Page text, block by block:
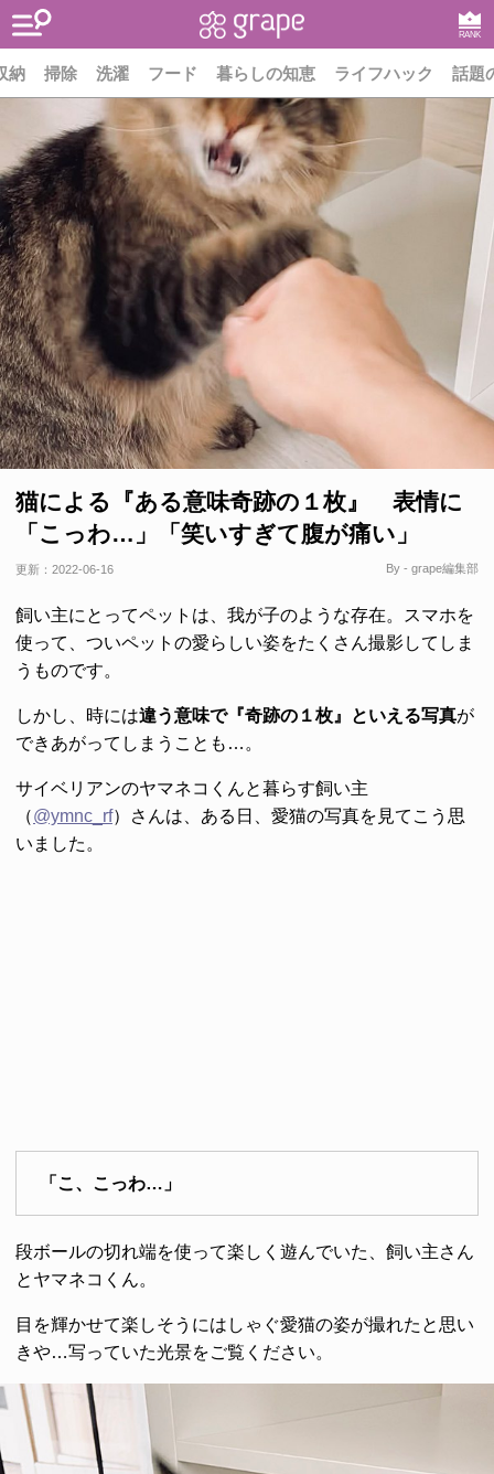
RANK
納 掃除 洗濯 フード 暮らしの知恵 ライフハック 話題
猫による『ある意味奇跡の１枚』 表情に
「こっわ…」「笑いすぎて腹が痛い」
更新： 2022-06-16 By - grape編集部
飼い主にとってペットは、我が子のような存在。スマホを
使って、ついペットの愛らしい姿をたくさん撮影してしま
うものです。
しかし、時には違う意味で『奇跡の１枚』といえる写真が
できあがってしまうことも…。
サイベリアンのヤマネコくんと暮らす飼い主
（@ymnc_rf）さんは、ある日、愛猫の写真を見てこう思
いました。
「こ、こっわ…」
段ボールの切れ端を使って楽しく遊んでいた、飼い主さん
とヤマネコくん。
目を輝かせて楽しそうにはしゃぐ愛猫の姿が撮れたと思い
きや…写っていた光景をご覧ください。